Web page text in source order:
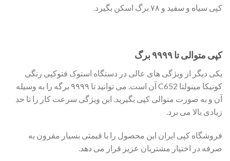
کپی سیاه و سفید و ۷۸ برگ اسکن بگیرد.
کپی متوالی تا ۹۹۹۹ برگ
یکی دیگر از ویژگی های عالی در دستگاه استوک فتوکپی رنگی
کونیکا مینولتا C652 آن است. می توانید تا ۹۹۹۹ برگه را به وسیله
آن و به صورت متوالی کپی بگیرید. این ویژگی سرعت کار را تا حد
زیادی بالا می برد.
فروشگاه کپی ایران این محصول را با قیمتی بسیار مقرون به
صرفه در اختیار مشتریان عزیز قرار می دهد.